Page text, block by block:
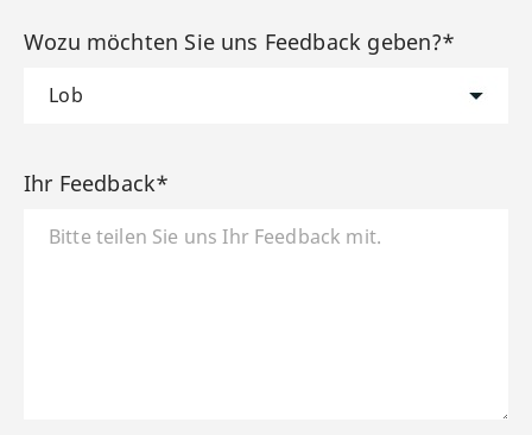
Wozu möchten Sie uns Feedback geben?*
Ihr Feedback*